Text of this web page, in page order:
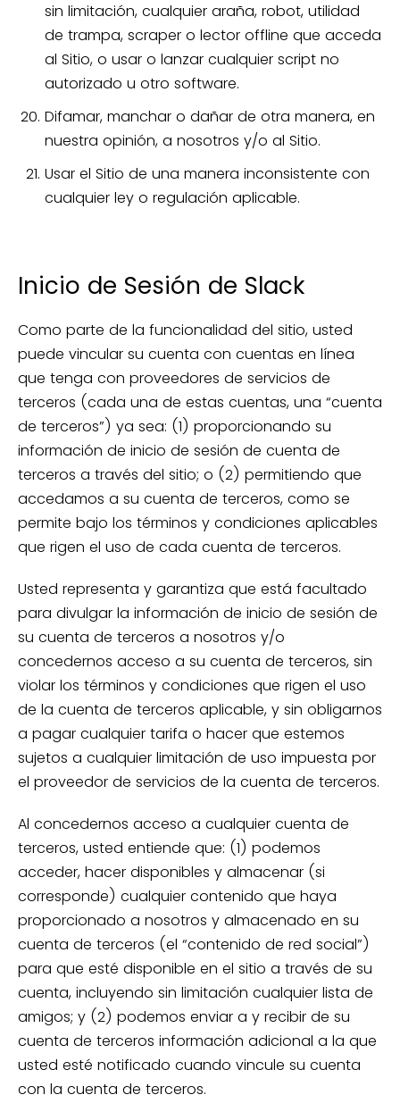
sin limitación, cualquier araña, robot, utilidad
de trampa, scraper o lector offline que acceda
al Sitio, o usar o lanzar cualquier script no
autorizado u otro software.
Difamar, manchar o dañar de otra manera, en
nuestra opinión, a nosotros y/o al Sitio.
Usar el Sitio de una manera inconsistente con
cualquier ley o regulación aplicable.
Inicio de Sesión de Slack
Como parte de la funcionalidad del sitio, usted
puede vincular su cuenta con cuentas en línea
que tenga con proveedores de servicios de
terceros (cada una de estas cuentas, una “cuenta
de terceros”) ya sea: (1) proporcionando su
información de inicio de sesión de cuenta de
terceros a través del sitio; o (2) permitiendo que
accedamos a su cuenta de terceros, como se
permite bajo los términos y condiciones aplicables
que rigen el uso de cada cuenta de terceros.
Usted representa y garantiza que está facultado
para divulgar la información de inicio de sesión de
su cuenta de terceros a nosotros y/o
concedernos acceso a su cuenta de terceros, sin
violar los términos y condiciones que rigen el uso
de la cuenta de terceros aplicable, y sin obligarnos
a pagar cualquier tarifa o hacer que estemos
sujetos a cualquier limitación de uso impuesta por
el proveedor de servicios de la cuenta de terceros.
Al concedernos acceso a cualquier cuenta de
terceros, usted entiende que: (1) podemos
acceder, hacer disponibles y almacenar (si
corresponde) cualquier contenido que haya
proporcionado a nosotros y almacenado en su
cuenta de terceros (el “contenido de red social”)
para que esté disponible en el sitio a través de su
cuenta, incluyendo sin limitación cualquier lista de
amigos; y (2) podemos enviar a y recibir de su
cuenta de terceros información adicional a la que
usted esté notificado cuando vincule su cuenta
con la cuenta de terceros.